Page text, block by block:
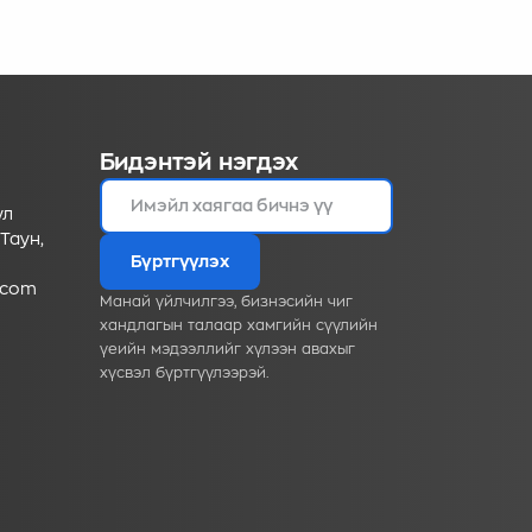
Бидэнтэй нэгдэх
Бүртгүүлэх
Манай үйлчилгээ, бизнэсийн чиг
хандлагын талаар хамгийн сүүлийн
үеийн мэдээллийг хүлээн авахыг
хүсвэл бүртгүүлээрэй.